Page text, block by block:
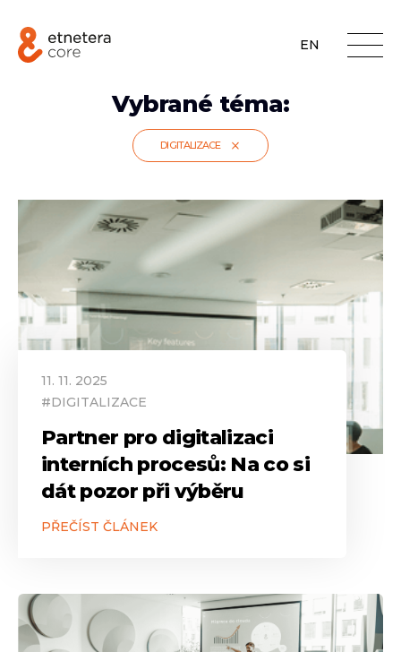
EN
Vybrané téma:
DIGITALIZACE
11. 11. 2025
#DIGITALIZACE
Partner pro digitalizaci
interních procesů: Na co si
dát pozor při výběru
PŘEČÍST ČLÁNEK